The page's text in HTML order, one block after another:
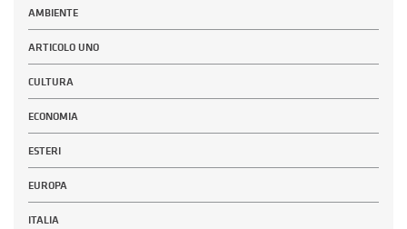
AMBIENTE
ARTICOLO UNO
CULTURA
ECONOMIA
ESTERI
EUROPA
ITALIA